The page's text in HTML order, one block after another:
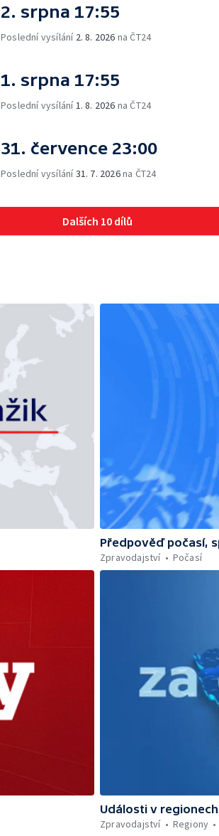
2. srpna 17:55
Poslední vysílání 2. 8. 2026 na ČT24
1. srpna 17:55
Poslední vysílání 1. 8. 2026 na ČT24
31. července 23:00
Poslední vysílání31. 7. 2026na ČT24
Dalších 10 dílů
Předpověď počasí,
Zpravodajství
Počasí
Události v
Zpravodajství
Regiony